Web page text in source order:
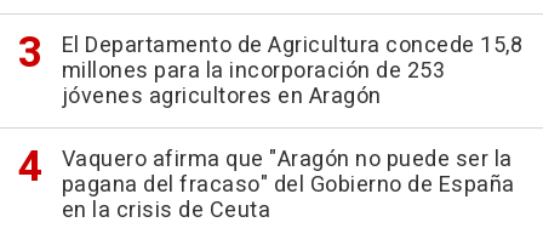
El Departamento de Agricultura concede 15,8
millones para la incorporación de 253
jóvenes agricultores en Aragón
Vaquero afirma que "Aragón no puede ser la
pagana del fracaso" del Gobierno de España
en la crisis de Ceuta